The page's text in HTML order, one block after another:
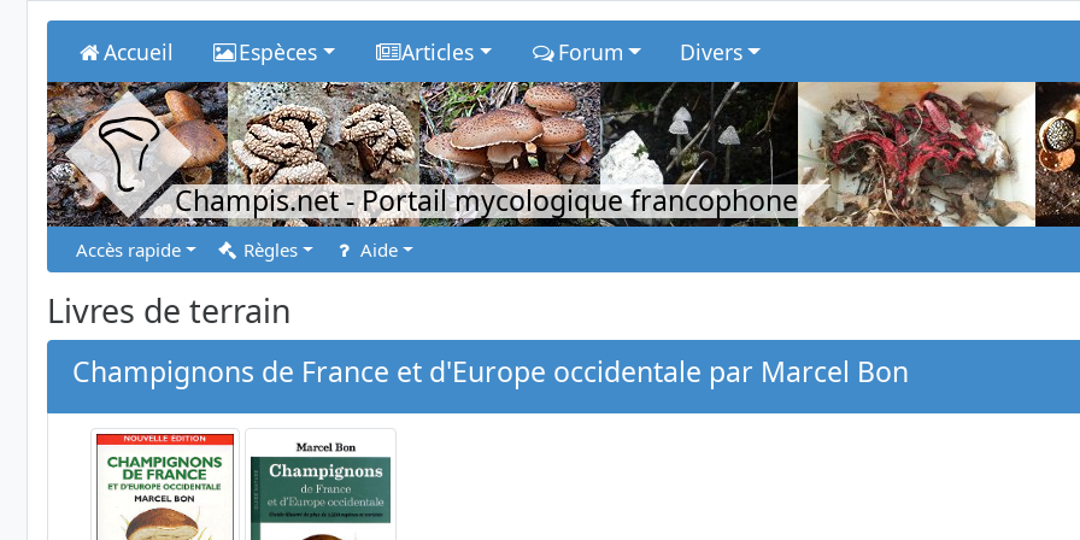
Accueil Espèces Articles Forum Divers
Champis.net- Portail mycologique francophone
Accès rapide Règles Aide
Livres de terrain
Champignons de France et d'Europe occidentale par Marcel Bon